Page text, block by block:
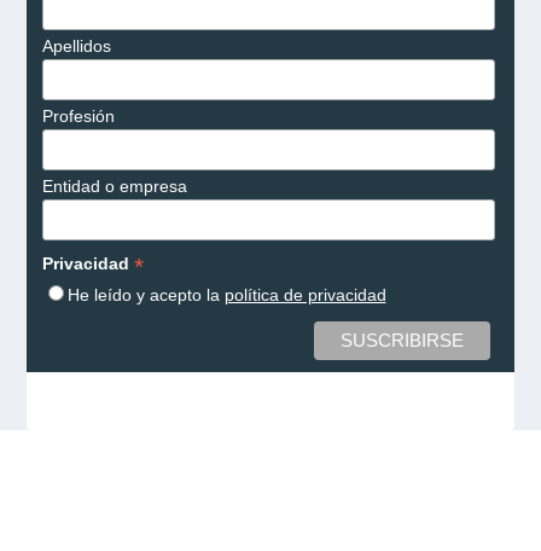
Apellidos
Profesión
Entidad o empresa
Privacidad *
He leído y acepto la política de privacidad